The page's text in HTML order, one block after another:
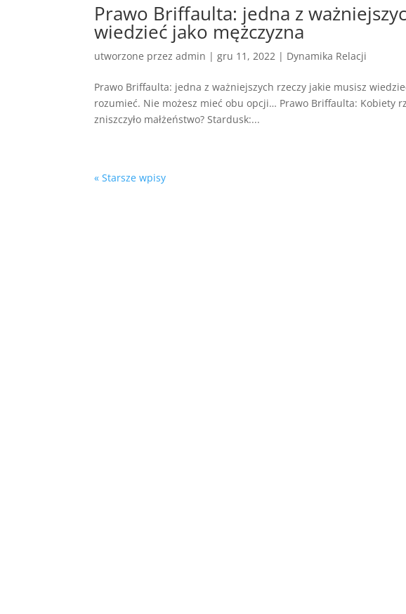
Prawo Briffaulta: jedna z
wiedzieć jako mężczyzna
utworzone przezadmin |gru 11, 2022 | Dynamika Relacji
Prawo Briffaulta: jedna z ważniejszych rzeczy jakie musisz
rozumieć. Nie możesz mieć obu opcji… Prawo Briffaulta: Kobiety
zniszczyło małżeństwo? Stardusk:...
« Starsze wpisy